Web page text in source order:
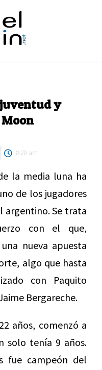
juventud y
8:20 am
la media luna ha
de los jugadores
argentino. Se trata
con el que,
nueva apuesta
algo que hasta
con Paquito
Bergareche.
años, comenzó a
solo tenía 9 años.
fue campeón del